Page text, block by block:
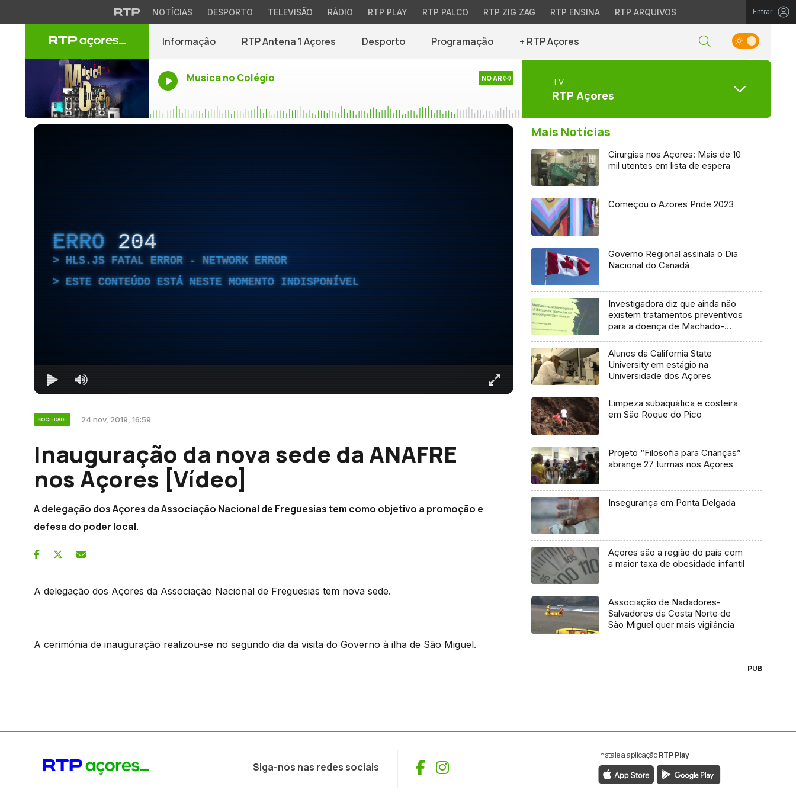
NOTÍCIAS DESPORTO TELEVISÃO RÁDIO RTP PLAY RTP PALCO RTP ZIG ZAG RTP ENSINA RTP ARQUIVOS Entrar
Informação RTP Antena 1 Açores Desporto Programação + RTP Açores
Musica no Colégio NO AR TV
RTP Açores
ERRO 204
HLS.JS FATAL ERROR - NETWORK ERROR
ESTE CONTEÚDO ESTÁ NESTE MOMENTO INDISPONÍVEL
SOCIEDADE 24 nov, 2019, 16:59
Inauguração da nova sede da ANAFRE
nos Açores [Vídeo]
A delegação dos Açores da Associação Nacional de Freguesias tem como objetivo a promoção e
defesa do poder local.
A delegação dos Açores da Associação Nacional de Freguesias tem nova sede.
A cerimónia de inauguração realizou-se no segundo dia da visita do Governo à ilha de São Miguel.
Mais Notícias
Cirurgias nos Açores: Mais de 10
mil utentes em lista de espera
Começou o Azores Pride 2023
Governo Regional assinala o Dia
Nacional do Canadá
Investigadora diz que ainda não
existem tratamentos preventivos
para a doença de Machado-
Alunos da California State
University em estágio na
Universidade dos Açores
Limpeza subaquática e costeira
em São Roque do Pico
Projeto “Filosofia para Crianças”
abrange 27 turmas nos Açores
Insegurança em Ponta Delgada
Açores são a região do país com
a maior taxa de obesidade infantil
Associação de Nadadores-
Salvadores da Costa Norte de
São Miguel quer mais vigilância
PUB
Siga-nos nas redes sociais Facebook
Instagram
Instale a aplicaçãoRTP Play